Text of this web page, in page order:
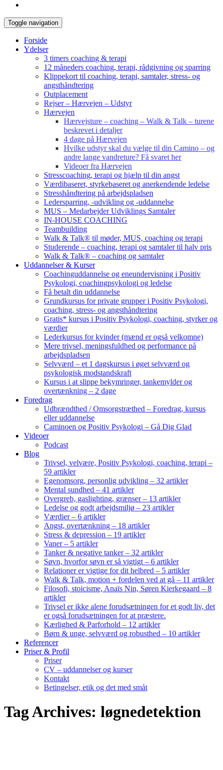
Toggle navigation
Forside
Ydelser
3 timers coaching & terapi
12 måneders coaching, terapi, rådgivning og sparring
Klippekort til coaching, terapi, samtaler, stress- og
angsthåndtering
Outplacement
Rejser – Hærvejen – Udstyr
Hærvejen
Hærvejsture – coaching – Walk & Talk – turene
beskrevet i detaljer
4 dage på Hærvejen
Hvilke udstyr skal du vælge til din Camino – og
andre lange vandreture? Få svaret her
Videoer fra Hærvejen
Stresscoaching, terapi og hjælp til din angst
Værdibaseret, styrkebaseret og anerkendende ledelse
Stresshåndtering på arbejdspladsen
Ledersparring, -udvikling og -uddannelse
MUS – Medarbejder Udviklings Samtaler
IN-HOUSE COACHING
Teambuilding
Walk & Talk® til møder, MUS, coaching og terapi
Studerende – coaching, terapi og samtaler til halv pris
Walk & Talk® – coaching og samtaler
Uddannelser & Kurser
Coachinguddannelse og eneundervisning i Positiv
Psykologi, coachingpsykologi og ledelse
Få betalt din uddannelse
Grundkursus for private grupper i Positiv Psykologi,
coaching, stress- og angsthåndtering
Gratis* kursus i Positiv Psykologi, coaching, styrker og
værdier
Lederkursus for kvinder (mænd er også velkomne)
Mere trivsel, meningsfuldhed og performance på
arbejdspladsen
Selvværd – et 1 dagskursus i øget selvværd og
psykologisk modstandskraft
Kursus i at slippe bekymringer, tankemylder og
overtænkning – 2 dage
Foredrag
Udbrændthed / Omsorgstræthed – Foredrag, kursus
eller uddannelse
Caminoen og Positiv Psykologi – Gå Dig Glad
Videoer
Podcast
Blog
Trivsel, velvære, Positiv Psykologi, coaching, terapi –
59 artikler
Egenomsorg, personlig udvikling – 32 artikler
Mental sundhed – 41 artikler
Overgreb, gaslighting, grænser – 13 artikler
Ledelse og godt arbejdsmiljø – 23 artikler
Værdier – 6 artikler
Angst, overtænkning – 18 artikler
Stress & depression – 19 artikler
Vaner – 5 artikler
Tanker & negative tanker – 32 artikler
Søvn, hvorfor søvn er så vigtigt – 6 artikler
Relationer er vigtige for dit helbred – 5 artikler
Walk & Talk, motion + fordelen ved at gå – 11 artikler
Filosofi, stoicisme, Anaïs Nin, Søren Kierkegaard – 8
artikler
Trivsel er ikke alene forudsætningen for et godt liv, det
er også forudsætningen for at præstere.
Kærlighed & Parforhold – 12 artikler
Børn & unge, selvværd og robusthed – 10 artikler
Referencer
Priser & Profil
Priser
CV – uddannelser og kurser
Kontakt
Betingelser, etik og det med småt
Tag Archives: løgnedetektion